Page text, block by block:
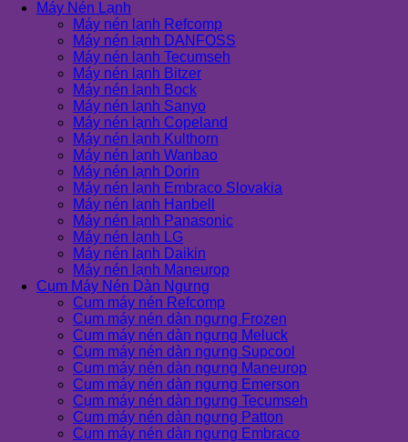
Máy Nén Lạnh
Máy nén lạnh Refcomp
Máy nén lạnh DANFOSS
Máy nén lạnh Tecumseh
Máy nén lạnh Bitzer
Máy nén lạnh Bock
Máy nén lạnh Sanyo
Máy nén lạnh Copeland
Máy nén lạnh Kulthorn
Máy nén lạnh Wanbao
Máy nén lạnh Dorin
Máy nén lạnh Embraco Slovakia
Máy nén lạnh Hanbell
Máy nén lạnh Panasonic
Máy nén lạnh LG
Máy nén lạnh Daikin
Máy nén lạnh Maneurop
Cụm Máy Nén Dàn Ngưng
Cụm máy nén Refcomp
Cụm máy nén dàn ngưng Frozen
Cụm máy nén dàn ngưng Meluck
Cụm máy nén dàn ngưng Supcool
Cụm máy nén dàn ngưng Maneurop
Cụm máy nén dàn ngưng Emerson
Cụm máy nén dàn ngưng Tecumseh
Cụm máy nén dàn ngưng Patton
Cụm máy nén dàn ngưng Embraco